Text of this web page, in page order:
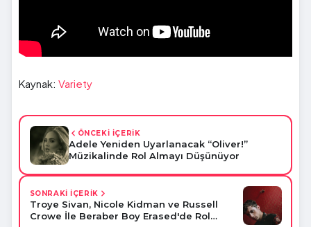
Kaynak: Variety
ÖNCEKİ İÇERİK
Adele Yeniden Uyarlanacak “Oliver!”
Müzikalinde Rol Almayı Düşünüyor
SONRAKİ İÇERİK
Troye Sivan, Nicole Kidman ve Russell
Crowe İle Beraber Boy Erased'de Rol